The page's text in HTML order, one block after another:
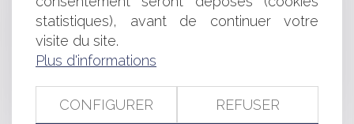
Présentation du Baromètre 2024 des fusions et
acquisitions dans le secteur de l'assurance en Europe de
FTI Consulting
Créance antérieure et non-concurrence : deux rappels
majeur du contrat d'entraînement et de pension
statistiques), avant de continuer votre
visite du site.
Plus d'informations
CONFIGURER REFUSER